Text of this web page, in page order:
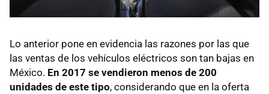
Lo anterior pone en evidencia las razones por las que
las ventas de los vehículos eléctricos son tan bajas en
México. En 2017 se vendieron menos de 200
unidades de este tipo, considerando que en la oferta